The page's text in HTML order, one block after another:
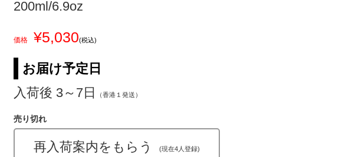
200ml/6.9oz
価格 ¥5,030(税込)
お届け予定日
入荷後 3～7日
（香港１発送）
売り切れ
再入荷案内をもらう (現在4人登録)